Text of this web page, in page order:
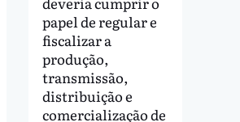
papel de regular e
fiscalizar a
produção,
transmissão,
distribuição e
comercialização de